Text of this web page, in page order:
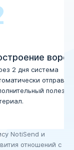
2 дня система
NotiSend и
отношений с